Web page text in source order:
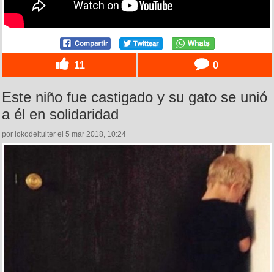
11 0
Este niño fue castigado y su gato se unió
a él en solidaridad
por lokodeltuiter el 5 mar 2018, 10:24